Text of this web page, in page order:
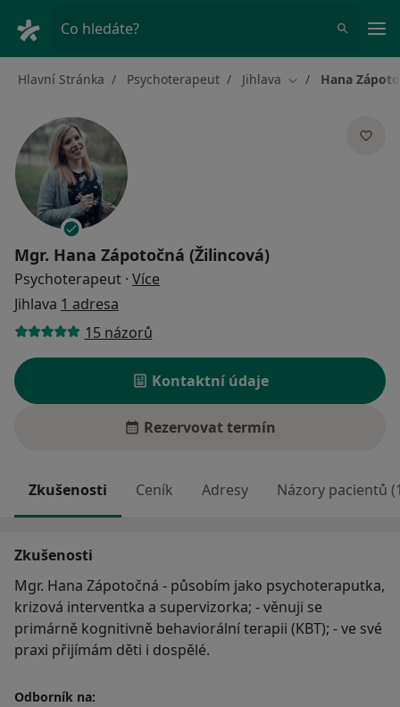
Co hledáte?
Hlavní Stránka Psychoterapeut Jihlava Změna města
Hana
Mgr. Hana Zápotočná (Žilincová)
Psychoterapeut · Více
Jihlava 1 adresa
15 názorů
Kontaktní údaje
Rezervovat termín
Zkušenosti Ceník Adresy Názory pacientů
Zkušenosti
Mgr. Hana Zápotočná - působím jako psychoteraputka,
krizová interventka a supervizorka; - věnuji se
primárně kognitivně behaviorální terapii (KBT); - ve své
praxi přijímám děti i dospělé.
Odborník na: